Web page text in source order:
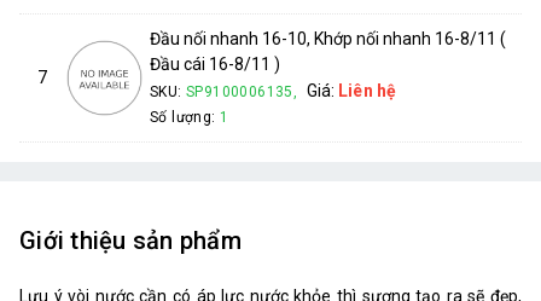
7
Đầu nối nhanh 16-10, Khớp nối nhanh 16-8/11 (
Đầu cái 16-8/11 )
SKU: SP9100006135, Giá: Liên hệ
Số lượng: 1
Giới thiệu sản phẩm
Lưu ý vòi nước cần có áp lực nước khỏe thì sương tạo ra sẽ đẹp,